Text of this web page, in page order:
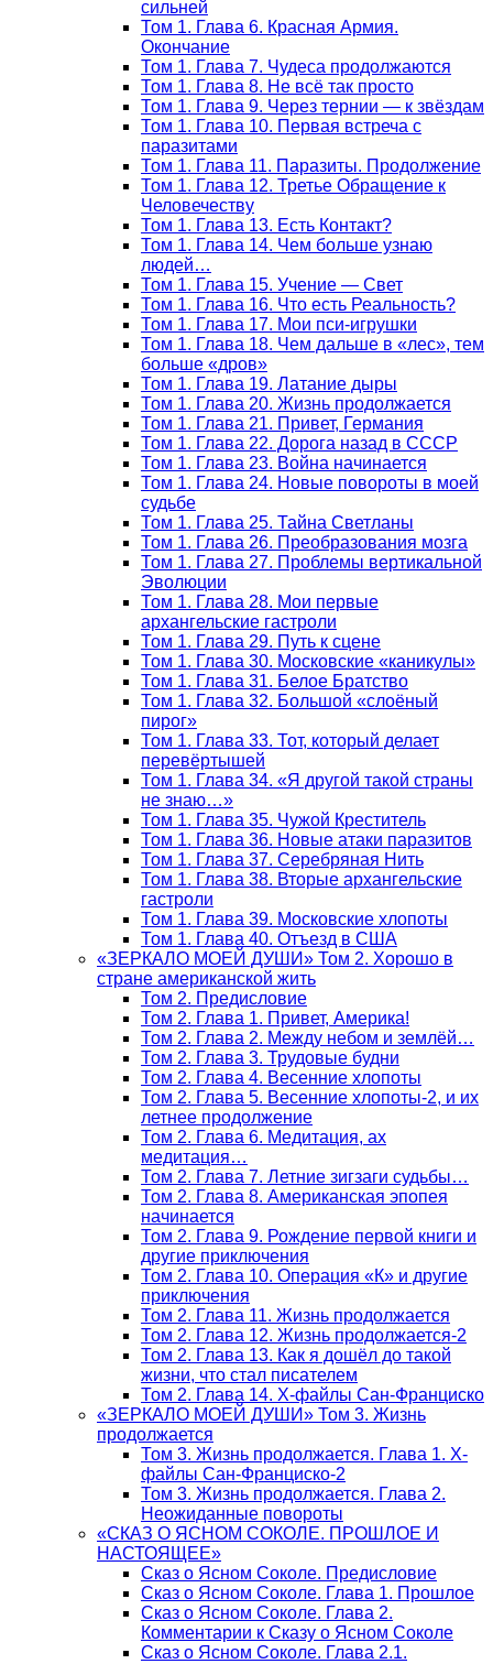
сильней
Том 1. Глава 6. Красная Армия.
Окончание
Том 1. Глава 7. Чудеса продолжаются
Том 1. Глава 8. Не всё так просто
Том 1. Глава 9. Через тернии — к звёздам
Том 1. Глава 10. Первая встреча с
паразитами
Том 1. Глава 11. Паразиты. Продолжение
Том 1. Глава 12. Третье Обращение к
Человечеству
Том 1. Глава 13. Есть Контакт?
Том 1. Глава 14. Чем больше узнаю
людей…
Том 1. Глава 15. Учение — Свет
Том 1. Глава 16. Что есть Реальность?
Том 1. Глава 17. Мои пси-игрушки
Том 1. Глава 18. Чем дальше в «лес», тем
больше «дров»
Том 1. Глава 19. Латание дыры
Том 1. Глава 20. Жизнь продолжается
Том 1. Глава 21. Привет, Германия
Том 1. Глава 22. Дорога назад в СССР
Том 1. Глава 23. Война начинается
Том 1. Глава 24. Новые повороты в моей
судьбе
Том 1. Глава 25. Тайна Светланы
Том 1. Глава 26. Преобразования мозга
Том 1. Глава 27. Проблемы вертикальной
Эволюции
Том 1. Глава 28. Мои первые
архангельские гастроли
Том 1. Глава 29. Путь к сцене
Том 1. Глава 30. Московские «каникулы»
Том 1. Глава 31. Белое Братство
Том 1. Глава 32. Большой «слоёный
пирог»
Том 1. Глава 33. Тот, который делает
перевёртышей
Том 1. Глава 34. «Я другой такой страны
не знаю…»
Том 1. Глава 35. Чужой Креститель
Том 1. Глава 36. Новые атаки паразитов
Том 1. Глава 37. Серебряная Нить
Том 1. Глава 38. Вторые архангельские
гастроли
Том 1. Глава 39. Московские хлопоты
Том 1. Глава 40. Отъезд в США
«ЗЕРКАЛО МОЕЙ ДУШИ» Том 2. Хорошо в
стране американской жить
Том 2. Предисловие
Том 2. Глава 1. Привет, Америка!
Том 2. Глава 2. Между небом и землёй…
Том 2. Глава 3. Трудовые будни
Том 2. Глава 4. Весенние хлопоты
Том 2. Глава 5. Весенние хлопоты-2, и их
летнее продолжение
Том 2. Глава 6. Медитация, ах
медитация…
Том 2. Глава 7. Летние зигзаги судьбы…
Том 2. Глава 8. Американская эпопея
начинается
Том 2. Глава 9. Рождение первой книги и
другие приключения
Том 2. Глава 10. Операция «К» и другие
приключения
Том 2. Глава 11. Жизнь продолжается
Том 2. Глава 12. Жизнь продолжается-2
Том 2. Глава 13. Как я дошёл до такой
жизни, что стал писателем
Том 2. Глава 14. Х-файлы Сан-Франциско
«ЗЕРКАЛО МОЕЙ ДУШИ» Том 3. Жизнь
продолжается
Том 3. Жизнь продолжается. Глава 1. Х-
файлы Сан-Франциско-2
Том 3. Жизнь продолжается. Глава 2.
Неожиданные повороты
«СКАЗ О ЯСНОМ СОКОЛЕ. ПРОШЛОЕ И
НАСТОЯЩЕЕ»
Сказ о Ясном Соколе. Предисловие
Сказ о Ясном Соколе. Глава 1. Прошлое
Сказ о Ясном Соколе. Глава 2.
Комментарии к Сказу о Ясном Соколе
Сказ о Ясном Соколе. Глава 2.1.